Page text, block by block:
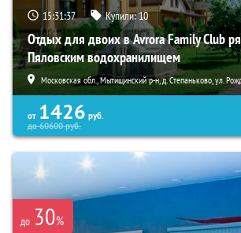
15:31:35 Купили:10
Отдых для двоих в Avrora Family Club
Пяловским водохранилищем
Московская обл., Мытищинский р-н, д. Степаньково, ул.
от 1426 руб.
до60600руб.
до 30%